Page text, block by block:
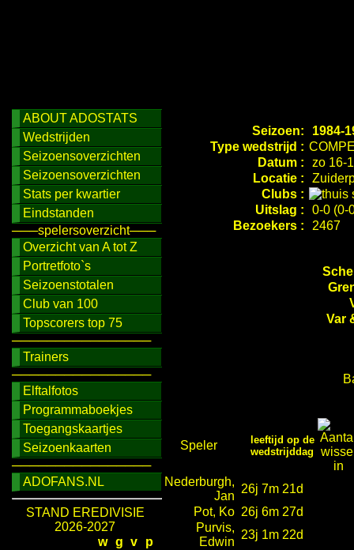
ABOUT ADOSTATS
Wedstrijden
Seizoensoverzichten
Seizoensoverzichten
Stats per kwartier
Eindstanden
───spelersoverzicht───
Overzicht van A tot Z
Portretfoto`s
Seizoenstotalen
Club van 100
Topscorers top 75
────────────────
Trainers
────────────────
Elftalfotos
Programmaboekjes
Toegangskaartjes
Seizoenkaarten
────────────────
ADOFANS.NL
STAND EREDIVISIE
2026-2027
w g v
p
Seizoen:
1984-
Type wedstrijd :
Datum :
zo 16-
Locatie :
Clubs :
Uitslag :
0-0 (0-
Bezoekers :
2467
Var
Speler
leeftijd op de
wedstrijddag
Nederburgh,
Jan
26j 7m 21d
Pot, Ko 26j 6m 27d
Purvis,
Edwin
23j 1m 22d